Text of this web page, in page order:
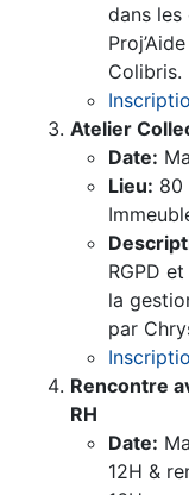
dans
Colibris.
Atelier
Date:
Lieu: 80
RGPD
la
par
Rencontre
RH
Date:
12H &